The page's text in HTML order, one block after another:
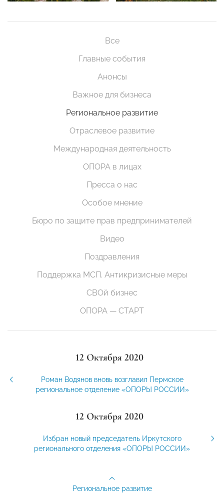
Все
Главные события
Анонсы
Важное для бизнеса
Региональное развитие
Отраслевое развитие
Международная деятельность
ОПОРА в лицах
Пресса о нас
Особое мнение
Бюро по защите прав предпринимателей
Видео
Поздравления
Поддержка МСП. Антикризисные меры
СВОй бизнес
ОПОРА — СТАРТ
12 Октября 2020
Роман Водянов вновь возглавил Пермское
региональное отделение «ОПОРЫ РОССИИ»
12 Октября 2020
Избран новый председатель Иркутского
регионального отделения «ОПОРЫ РОССИИ»
Региональное развитие